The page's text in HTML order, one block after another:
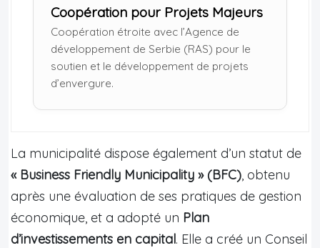
Coopération pour Projets Majeurs
Coopération étroite avec l’Agence de
développement de Serbie (RAS) pour le
soutien et le développement de projets
d’envergure.
La municipalité dispose également d’un statut de
« Business Friendly Municipality » (BFC), obtenu
après une évaluation de ses pratiques de gestion
économique, et a adopté un Plan
d’investissements en capital. Elle a créé un Conseil